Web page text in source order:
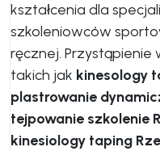
kształcenia dla
szkoleniowców
ręcznej. Przystąpienie
takich jak kinesology
plastrowanie
tejpowanie szkolenie
kinesiology taping